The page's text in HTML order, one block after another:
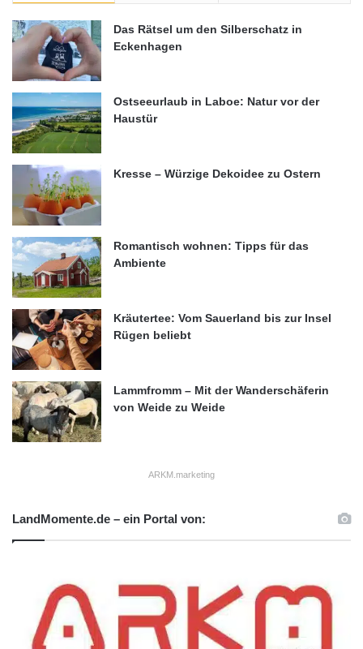
Das Rätsel um den Silberschatz in
Eckenhagen
Ostseeurlaub in Laboe: Natur vor der
Haustür
Kresse – Würzige Dekoidee zu Ostern
Romantisch wohnen: Tipps für das
Ambiente
Kräutertee: Vom Sauerland bis zur Insel
Rügen beliebt
Lammfromm – Mit der Wanderschäferin
von Weide zu Weide
ARKM.marketing
LandMomente.de – ein Portal von: